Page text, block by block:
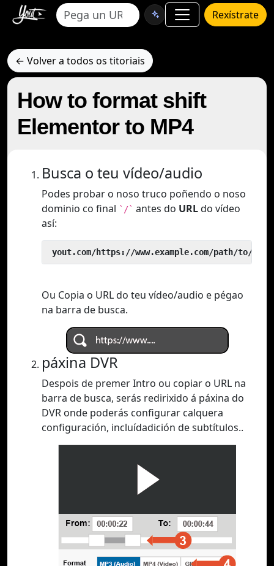
Rexístrate
← Volver a todos os titoriais
How to format shift
Elementor to MP4
Busca o teu vídeo/audio
Podes probar o noso truco poñendo o noso
dominio co final `/` antes do URLdo vídeo
así:
yout.com/https://www.example.com/path/to/
Ou Copia o URL do teu vídeo/audio e pégao
na barra de busca.
páxina DVR
Despois de premer Intro ou copiar o URL na
barra de busca, serás redirixido á páxina do
DVR onde poderás configurar calquera
configuración, incluídadición de subtítulos..